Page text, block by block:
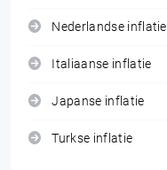
Nederlandse inflatie
Italiaanse inflatie
Japanse inflatie
Turkse inflatie